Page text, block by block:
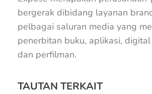
bergerak dibidang layanan
pelbagai saluran media yang
penerbitan buku, aplikasi,
dan perfilman.
TAUTAN TERKAIT